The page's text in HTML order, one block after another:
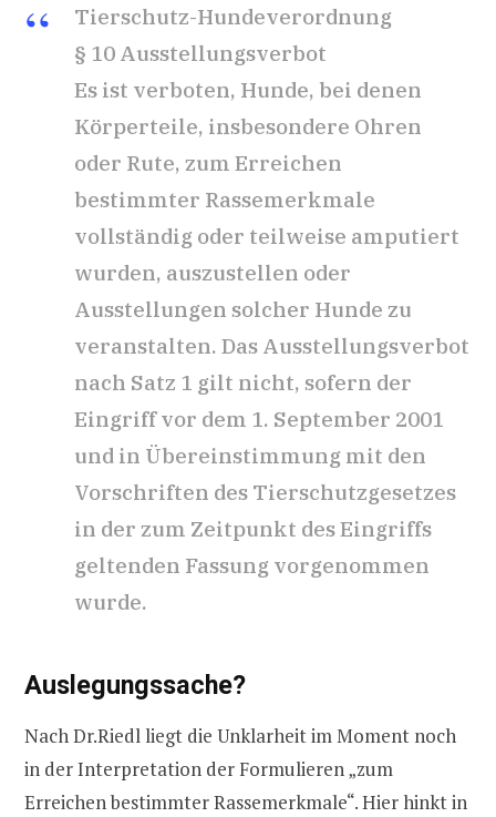
Tierschutz-Hundeverordnung
§ 10 Ausstellungsverbot
Es ist verboten, Hunde, bei denen
Körperteile, insbesondere Ohren
oder Rute, zum Erreichen
bestimmter Rassemerkmale
vollständig oder teilweise amputiert
wurden, auszustellen oder
Ausstellungen solcher Hunde zu
veranstalten. Das Ausstellungsverbot
nach Satz 1 gilt nicht, sofern der
Eingriff vor dem 1. September 2001
und in Übereinstimmung mit den
Vorschriften des Tierschutzgesetzes
in der zum Zeitpunkt des Eingriffs
geltenden Fassung vorgenommen
wurde.
Auslegungssache?
Nach Dr.Riedl liegt die Unklarheit im Moment noch
in der Interpretation der Formulieren „zum
Erreichen bestimmter Rassemerkmale“. Hier hinkt in